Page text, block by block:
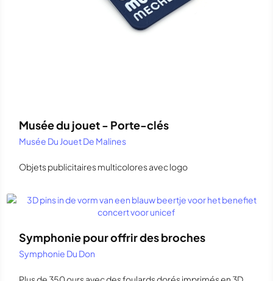
Musée du jouet - Porte-clés
Musée Du Jouet De Malines
Objets publicitaires multicolores avec logo
Symphonie pour offrir des broches
Symphonie Du Don